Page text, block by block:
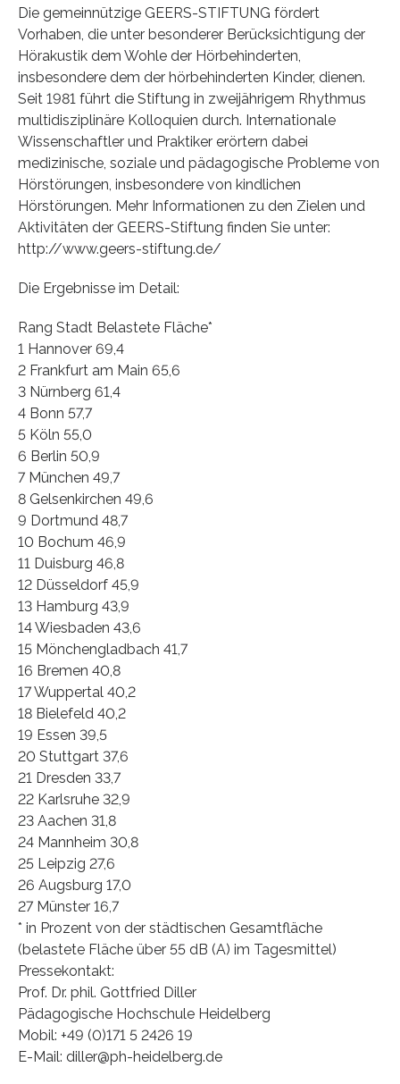
Die gemeinnützige GEERS-STIFTUNG fördert
Vorhaben, die unter besonderer Berücksichtigung der
Hörakustik dem Wohle der Hörbehinderten,
insbesondere dem der hörbehinderten Kinder, dienen.
Seit 1981 führt die Stiftung in zweijährigem Rhythmus
multidisziplinäre Kolloquien durch. Internationale
Wissenschaftler und Praktiker erörtern dabei
medizinische, soziale und pädagogische Probleme von
Hörstörungen, insbesondere von kindlichen
Hörstörungen. Mehr Informationen zu den Zielen und
Aktivitäten der GEERS-Stiftung finden Sie unter:
http://www.geers-stiftung.de/
Die Ergebnisse im Detail:
Rang Stadt Belastete Fläche*
1 Hannover 69,4
2 Frankfurt am Main 65,6
3 Nürnberg 61,4
4 Bonn 57,7
5 Köln 55,0
6 Berlin 50,9
7 München 49,7
8 Gelsenkirchen 49,6
9 Dortmund 48,7
10 Bochum 46,9
11 Duisburg 46,8
12 Düsseldorf 45,9
13 Hamburg 43,9
14 Wiesbaden 43,6
15 Mönchengladbach 41,7
16 Bremen 40,8
17 Wuppertal 40,2
18 Bielefeld 40,2
19 Essen 39,5
20 Stuttgart 37,6
21 Dresden 33,7
22 Karlsruhe 32,9
23 Aachen 31,8
24 Mannheim 30,8
25 Leipzig 27,6
26 Augsburg 17,0
27 Münster 16,7
* in Prozent von der städtischen Gesamtfläche
(belastete Fläche über 55 dB (A) im Tagesmittel)
Pressekontakt:
Prof. Dr. phil. Gottfried Diller
Pädagogische Hochschule Heidelberg
Mobil: +49 (0)171 5 2426 19
E-Mail: diller@ph-heidelberg.de